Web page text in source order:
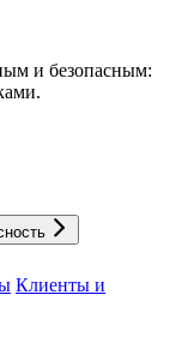
и безопасным:
Клиенты и